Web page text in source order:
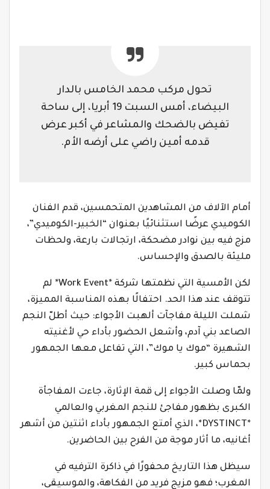
تحول مركب محمد الخامس بالدار
البيضاء، أمس السبت 19 أبريا، إلى ساحة
تفيض بالضحك والمشاعر في أكبر عرض
قدمه أمين راضي على أرضه الأم.
أمام الآلاف من المشاهدين المتحمسين، قدم الفنان
الكوميدي عرضًا استثنائيًا بعنوان “الخبير-الكوميدي”،
مزج فيه بين نوادر مضحكة، ارتجالات بارعة، ولحظات
مليئة بالصدق والإحساس.
لكن الأمسية التي نظمتها شركة *Work Event* لم
تتوقف عند هذا الحد. احتفالًا بهذه المناسبة المميزة،
شملت الليلة مفاجآت ألهبت الأجواء: حيث أطلّ النجم
الصاعد بني آدم، وأشعل الحضور بأداء حي لأغنيته
الشهيرة “موك يا موك”، التي تفاعل معها الجمهور
بحماس كبير.
ولمّا وصلت الأجواء إلى قمة الإثارة، جاءت المفاجأة
الكبرى بظهور مفاجئ للنجم المغربي والعالمي
*DYSTINCT*، الذي أمتع الجمهور بأداء اثنتين من أشهر
أغانيه، ما أثار موجة من الفرح بين الحاضرين.
سيظل هذا التاريخ محفورًا في ذاكرة الترفيه في
المغرب؛ فهو مزيج فريد من الفكاهة، والموسيقى،